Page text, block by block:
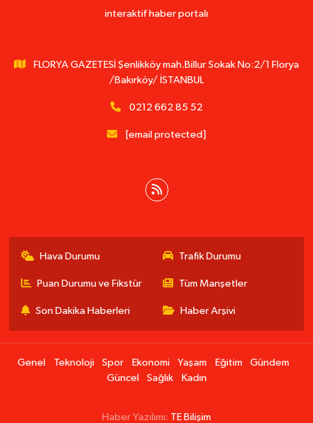
interaktif haber portalı
FLORYA GAZETESİ Şenlikköy mah.Billur Sokak No:2/1 Florya
/Bakırköy/ İSTANBUL
0212 662 85 52
[email protected]
Hava Durumu Trafik Durumu
Puan Durumu ve Fikstür Tüm Manşetler
Son Dakika Haberleri Haber Arşivi
Genel Teknoloji Spor Ekonomi Yaşam Eğitim
Gündem
Güncel
Sağlık Kadın
Haber Yazılımı: TE Bilişim